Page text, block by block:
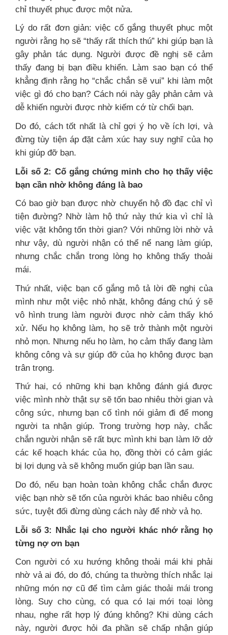
chỉ thuyết phục được một nửa.
Lý do rất đơn giản: việc cố gắng thuyết phục một
người rằng họ sẽ “thấy rất thích thú” khi giúp bạn là
gây phản tác dụng. Người được đề nghị sẽ cảm
thấy đang bị bạn điều khiển. Làm sao bạn có thể
khẳng định rằng họ “chắc chắn sẽ vui” khi làm một
việc gì đó cho bạn? Cách nói này gây phản cảm và
dễ khiến người được nhờ kiếm cớ từ chối bạn.
Do đó, cách tốt nhất là chỉ gợi ý họ về ích lợi, và
đừng tùy tiện áp đặt cảm xúc hay suy nghĩ của họ
khi giúp đỡ bạn.
Lỗi số 2: Cố gắng chứng minh cho họ thấy việc
bạn cần nhờ không đáng là bao
Có bao giờ bạn được nhờ chuyển hộ đồ đạc chỉ vì
tiện đường? Nhờ làm hộ thứ này thứ kia vì chỉ là
việc vặt không tốn thời gian? Với những lời nhờ vả
như vậy, dù người nhận có thể nể nang làm giúp,
nhưng chắc chắn trong lòng họ không thấy thoải
mái.
Thứ nhất, việc bạn cố gắng mô tả lời đề nghị của
mình như một việc nhỏ nhặt, không đáng chú ý sẽ
vô hình trung làm người được nhờ cảm thấy khó
xử. Nếu họ không làm, họ sẽ trở thành một người
nhỏ mọn. Nhưng nếu họ làm, họ cảm thấy đang làm
không công và sự giúp đỡ của họ không được bạn
trân trọng.
Thứ hai, có những khi bạn không đánh giá được
việc mình nhờ thật sự sẽ tốn bao nhiêu thời gian và
công sức, nhưng bạn cố tình nói giảm đi để mong
người ta nhận giúp. Trong trường hợp này, chắc
chắn người nhận sẽ rất bực mình khi bạn làm lỡ dở
các kế hoạch khác của họ, đồng thời có cảm giác
bị lợi dụng và sẽ không muốn giúp bạn lần sau.
Do đó, nếu bạn hoàn toàn không chắc chắn được
việc bạn nhờ sẽ tốn của người khác bao nhiêu công
sức, tuyệt đối đừng dùng cách này để nhờ vả họ.
Lỗi số 3: Nhắc lại cho người khác nhớ rằng họ
từng nợ ơn bạn
Con người có xu hướng không thoải mái khi phải
nhờ vả ai đó, do đó, chúng ta thường thích nhắc lại
những món nợ cũ để tìm cảm giác thoải mái trong
lòng. Suy cho cùng, có qua có lại mới toại lòng
nhau, nghe rất hợp lý đúng không? Khi dùng cách
này, người được hỏi đa phần sẽ chấp nhận giúp